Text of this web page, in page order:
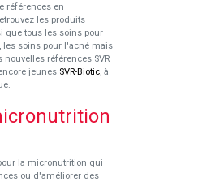
références en
les produits
que tous les soins pour
les soins pour l'acné mais
références SVR
jeunes SVR-Biotic, à
la micronutrition qui
ou d'améliorer des